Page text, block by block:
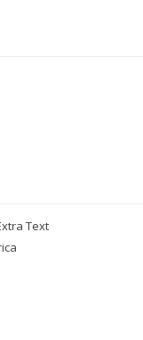
Text